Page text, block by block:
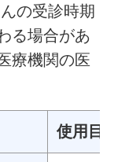
の受診時期
る場合があ
療機関の医
使用目